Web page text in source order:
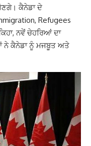
ਕੈਨੇਡਾ ਦੇ
Refugees
ਨਵੇਂ ਚੇਹਰਿਆਂ ਦਾ
ਨੇ ਕੈਨੇਡਾ ਨੂੰ ਮਜਬੂਤ ਅਤੇ